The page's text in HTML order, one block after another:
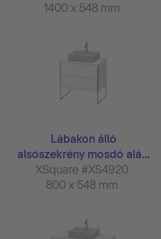
1400 x 548 mm
Lábakon álló
alsószekrény mosdó alá...
XSquare #XS4920
800 x 548 mm